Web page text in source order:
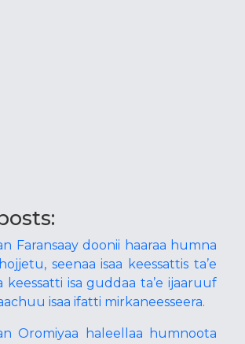
Faransaay doonii haaraa humna
seenaa isaa keessattis ta’e
keessatti isa guddaa ta’e ijaaruuf
isaa ifatti mirkaneesseera.
Oromiyaa haleellaa humnoota